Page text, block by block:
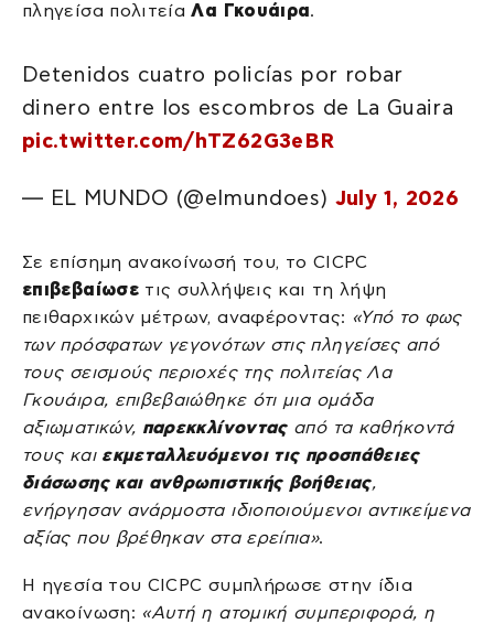
πληγείσα πολιτείαΛα Γκουάιρα.
Detenidos cuatro policías por robar
dinero entre los escombros de La Guaira
pic.twitter.com/hTZ62G3eBR
— EL MUNDO (@elmundoes) July 1, 2026
Σε επίσημη ανακοίνωσή του, το CICPC
επιβεβαίωσετις συλλήψεις και τη λήψη
πειθαρχικών μέτρων, αναφέροντας: «Υπό το φως
των πρόσφατων γεγονότων στις πληγείσες από
τους σεισμούς περιοχές της πολιτείας Λα
Γκουάιρα, επιβεβαιώθηκε ότι μια ομάδα
αξιωματικών, παρεκκλίνονταςαπό τα καθήκοντά
τους καιεκμεταλλευόμενοι τις προσπάθειες
διάσωσης και ανθρωπιστικής βοήθειας,
ενήργησαν ανάρμοστα ιδιοποιούμενοι αντικείμενα
αξίας που βρέθηκαν στα ερείπια».
Η ηγεσία του CICPC συμπλήρωσε στην ίδια
ανακοίνωση: «Αυτή η ατομική συμπεριφορά, η